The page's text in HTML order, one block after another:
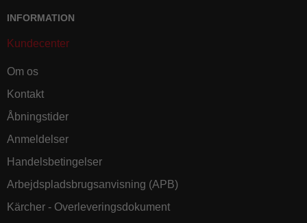
INFORMATION
Kundecenter
Om os
Kontakt
Åbningstider
Anmeldelser
Handelsbetingelser
Arbejdspladsbrugsanvisning (APB)
Kärcher - Overleveringsdokument